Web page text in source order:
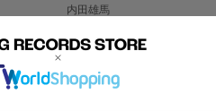
内田雄馬
商品詳細を見る